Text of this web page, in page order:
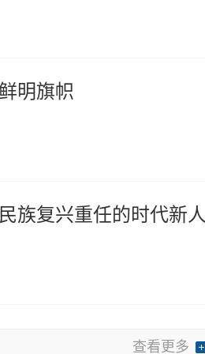
明旗帜
族复兴重任的时代新人
查看更多